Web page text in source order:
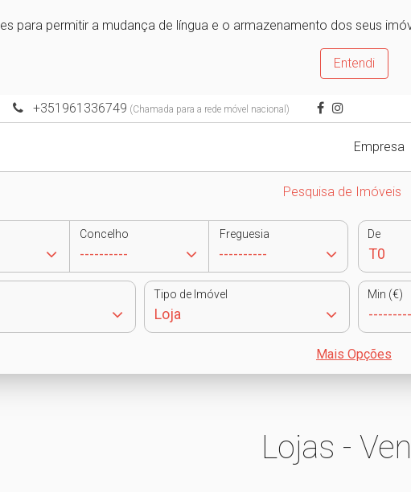
para permitir a mudança de língua e o armazenamento dos seus
Entendi
+351961336749 (Chamada para a rede móvel nacional)
Empresa
Pesquisa de Imóveis
Concelho Freguesia De
Tipo de Imóvel Min (€)
Mais Opções
Lojas -